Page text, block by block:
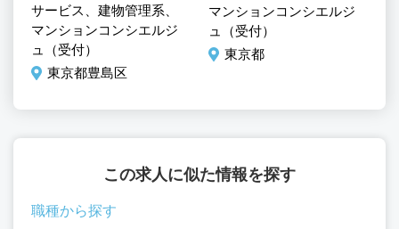
サービス、建物管理系、
マンションコンシエルジ
ュ（受付）
東京都豊島区
マンションコンシエルジ
ュ（受付）
東京都
この求人に似た情報を探す
職種から探す